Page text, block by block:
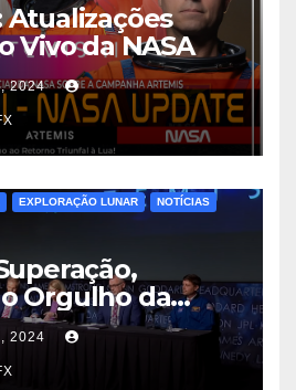
Atualizações
Vivo da NASA
2024
EXPLORAÇÃO LUNAR NOTÍCIAS
Orgulho da
Espacial
2024